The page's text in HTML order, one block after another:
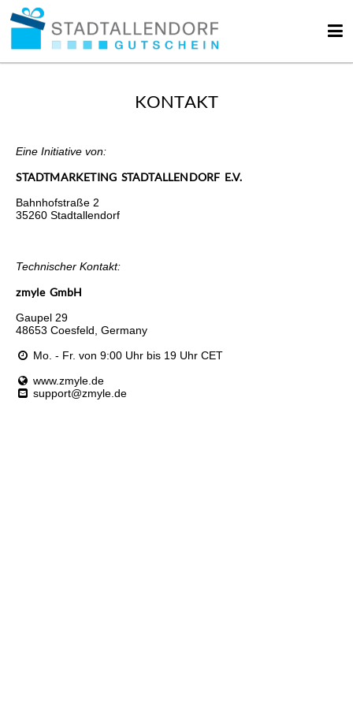
KONTAKT
Eine Initiative von:
STADTMARKETING STADTALLENDORF E.V.
Bahnhofstraße 2
35260 Stadtallendorf
Technischer Kontakt:
zmyle GmbH
Gaupel 29
48653 Coesfeld, Germany
Mo. - Fr. von 9:00 Uhr bis 19 Uhr CET
www.zmyle.de
support@zmyle.de